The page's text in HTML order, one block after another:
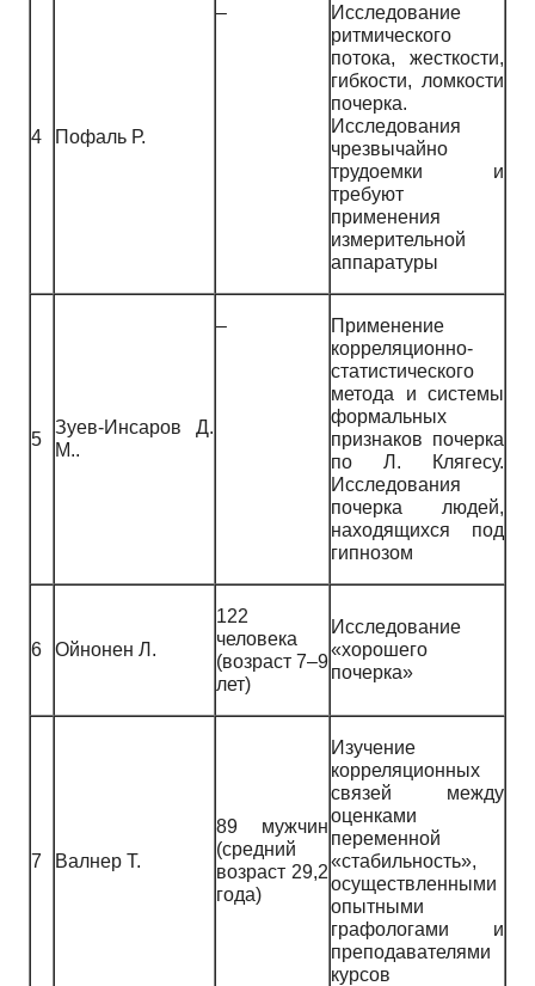
4 Пофаль Р.
–
Исследование
ритмического
потока, жесткости,
гибкости, ломкости
почерка.
Исследования
чрезвычайно
трудоемки и
требуют
применения
измерительной
аппаратуры
5
Зуев-Инсаров Д.
М..
–
Применение
корреляционно-
статистического
метода и системы
формальных
признаков почерка
по Л. Клягесу.
Исследования
почерка людей,
находящихся под
гипнозом
6 Ойнонен Л.
122
человека
(возраст 7–9
лет)
Исследование
«хорошего
почерка»
7 Валнер Т.
89 мужчин
(средний
возраст 29,2
года)
Изучение
корреляционных
связей между
оценками
переменной
«стабильность»,
осуществленными
опытными
графологами и
преподавателями
курсов